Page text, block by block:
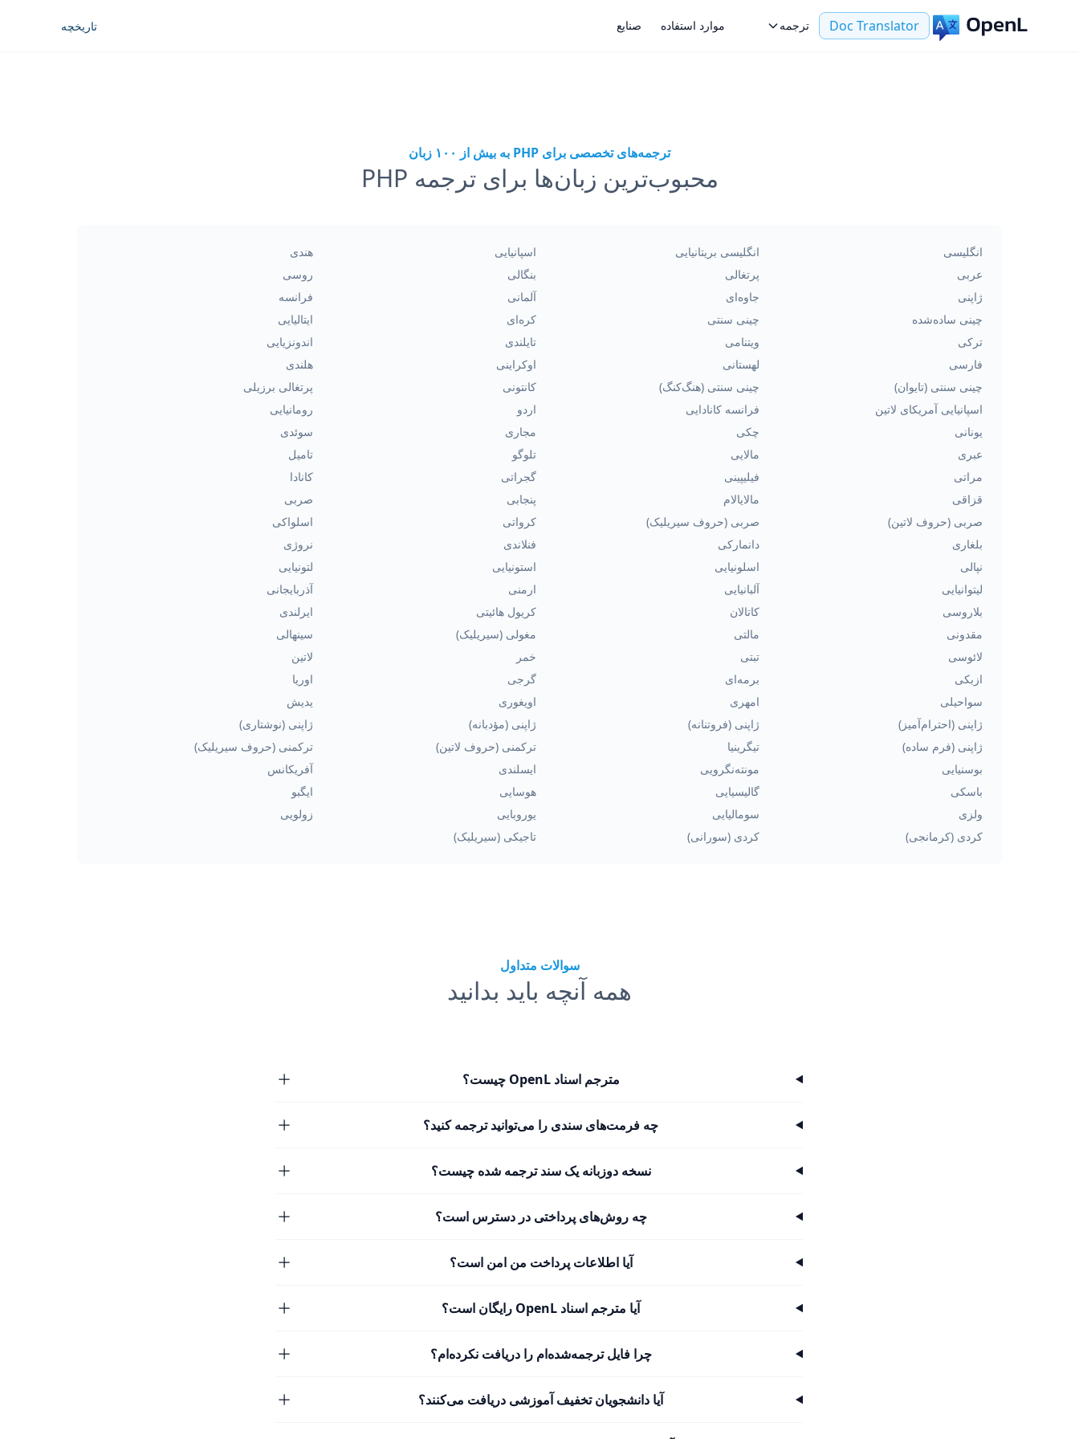
Doc Translator ترجمه موارد استفاده صنایع تاریخچه
ترجمه‌های تخصصی برای PHP به بیش از ۱۰۰ زبان
محبوب‌ترین زبان‌ها برای ترجمه PHP
انگلیسی انگلیسی بریتانیایی اسپانیایی
هندی
عربی
پرتغالی بنگالی
روسی
ژاپنی
جاوه‌ای آلمانی
فرانسه
چینی ساده‌شده
چینی سنتی کره‌ای
ایتالیایی
ترکی
ویتنامی تایلندی
اندونزیایی
فارسی
لهستانی اوکراینی
هلندی
چینی سنتی (تایوان)
چینی سنتی (هنگ‌کنگ) کانتونی
پرتغالی برزیلی
اسپانیایی آمریکای لاتین
فرانسه کانادایی اردو
رومانیایی
یونانی
چکی مجاری
سوئدی
عبری
مالایی تلوگو
تامیل
مراتی
فیلیپینی گجراتی
کانادا
قزاقی
مالایالام پنجابی
صربی
صربی (حروف لاتین)
صربی (حروف سیریلیک) کرواتی
اسلواکی
بلغاری
دانمارکی فنلاندی
نروژی
نپالی
اسلونیایی استونیایی
لتونیایی
لیتوانیایی
آلبانیایی ارمنی
آذربایجانی
بلاروسی
کاتالان کریول هائیتی
ایرلندی
مقدونی
مالتی مغولی (سیریلیک)
سینهالی
لائوسی
تبتی خمر
لاتین
ازبکی
برمه‌ای گرجی
اوریا
سواحیلی
امهری اویغوری
یدیش
ژاپنی (احترام‌آمیز)
ژاپنی (فروتنانه) ژاپنی (مؤدبانه)
ژاپنی (نوشتاری)
ژاپنی (فرم ساده)
تیگرینیا ترکمنی (حروف لاتین)
ترکمنی (حروف سیریلیک)
بوسنیایی
مونته‌نگرویی ایسلندی
آفریکانس
باسکی
گالیسیایی هوسایی
ایگبو
ولزی
سومالیایی یوروبایی
زولویی
کردی (کرمانجی)
کردی (سورانی) تاجیکی (سیریلیک)
سوالات متداول
همه آنچه باید بدانید
مترجم اسناد OpenL چیست؟
چه فرمت‌های سندی را می‌توانید ترجمه کنید؟
نسخه دوزبانه یک سند ترجمه شده چیست؟
چه روش‌های پرداختی در دسترس است؟
آیا اطلاعات پرداخت من امن است؟
آیا مترجم اسناد OpenL رایگان است؟
چرا فایل ترجمه‌شده‌ام را دریافت نکرده‌ام؟
آیا دانشجویان تخفیف آموزشی دریافت می‌کنند؟